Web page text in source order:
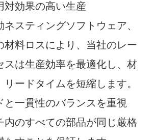
対効果の高い生産
スティングソフトウェア、
材料ロスにより、当社のレー
スは生産効率を最適化し、材
ードタイムを短縮します。
と一貫性のバランスを重視
内のすべての部品が同じ厳格